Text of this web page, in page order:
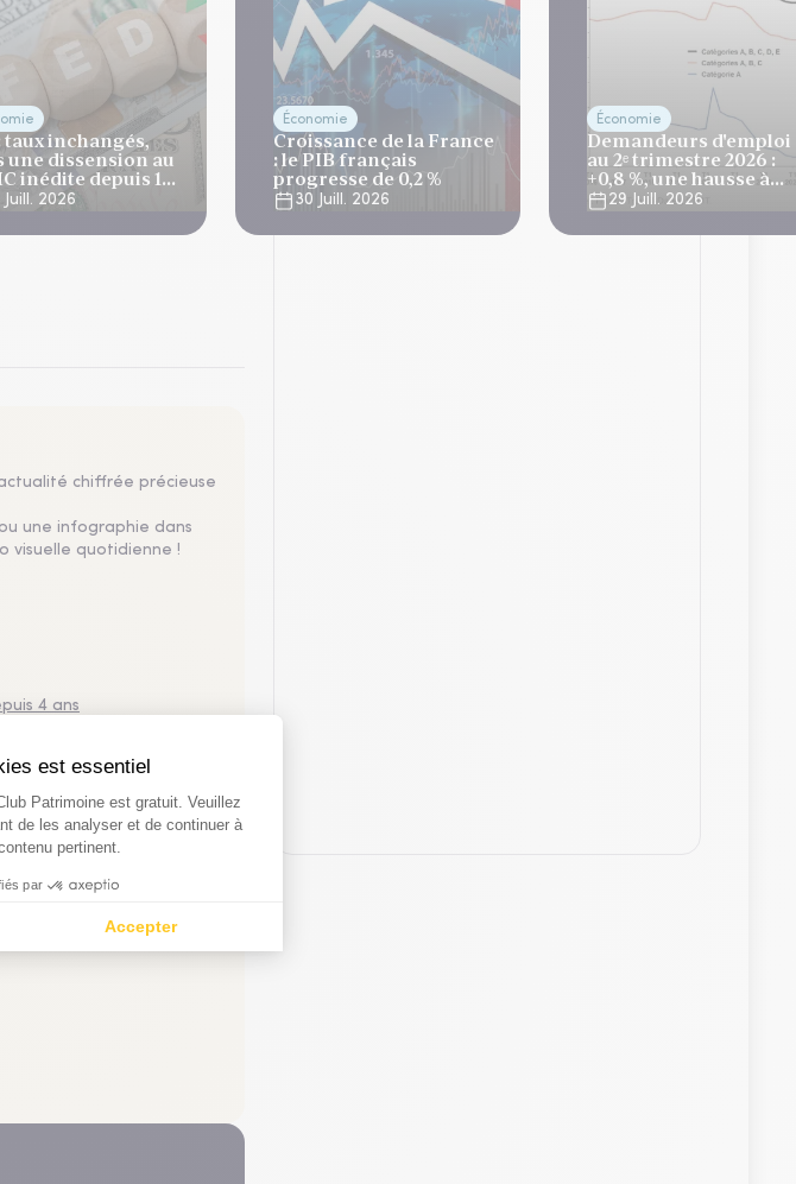
taux inchangés,
une dissension au
inédite depuis 10
Juill. 2026
Économie
Croissance de la France
: le PIB français
progresse de 0,2 %
30 Juill. 2026
Économie
Demandeurs d'emploi
au 2ᵉ trimestre 2026 :
+0,8 %, une hausse à
relativiser
29 Juill. 2026
chiffrée précieuse
une infographie dans
visuelle quotidienne !
4 ans
selon Mercer France,
2027.